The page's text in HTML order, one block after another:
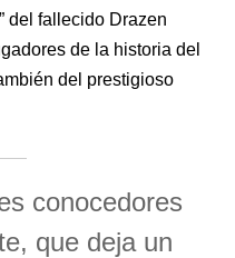
del fallecido Drazen
de la historia del
del prestigioso
conocedores
que deja un